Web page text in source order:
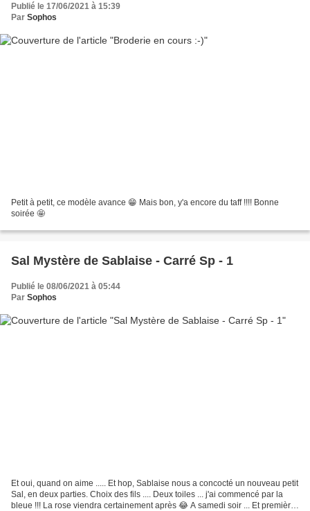
Publié le 17/06/2021 à 15:39
Par Sophos
Petit à petit, ce modèle avance 😁 Mais bon, y'a encore du taff !!!! Bonne
soirée 🤩
Sal Mystère de Sablaise - Carré Sp - 1
Publié le 08/06/2021 à 05:44
Par Sophos
Et oui, quand on aime ..... Et hop, Sablaise nous a concocté un nouveau petit
Sal, en deux parties. Choix des fils .... Deux toiles ... j'ai commencé par la
bleue !!! La rose viendra certainement après 😂 A samedi soir ... Et première